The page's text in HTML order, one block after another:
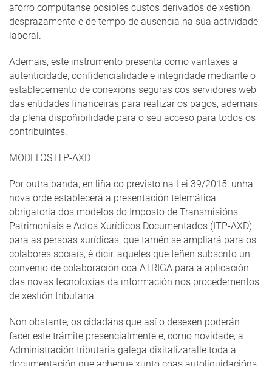
aforro compútanse posibles custos derivados de xestión,
desprazamento e de tempo de ausencia na súa actividade
laboral.
Ademais, este instrumento presenta como vantaxes a
autenticidade, confidencialidade e integridade mediante o
establecemento de conexións seguras cos servidores web
das entidades financeiras para realizar os pagos, ademais
da plena dispoñibilidade para o seu acceso para todos os
contribuíntes.
MODELOS ITP-AXD
Por outra banda, en liña co previsto na Lei 39/2015, unha
nova orde establecerá a presentación telemática
obrigatoria dos modelos do Imposto de Transmisións
Patrimoniais e Actos Xurídicos Documentados (ITP-AXD)
para as persoas xurídicas, que tamén se ampliará para os
colabores sociais, é dicir, aqueles que teñen subscrito un
convenio de colaboración coa ATRIGA para a aplicación
das novas tecnoloxías da información nos procedementos
de xestión tributaria.
Non obstante, os cidadáns que así o desexen poderán
facer este trámite presencialmente e, como novidade, a
Administración tributaria galega dixitalizaralle toda a
documentación que achegue xunto coas autoliquidacións.